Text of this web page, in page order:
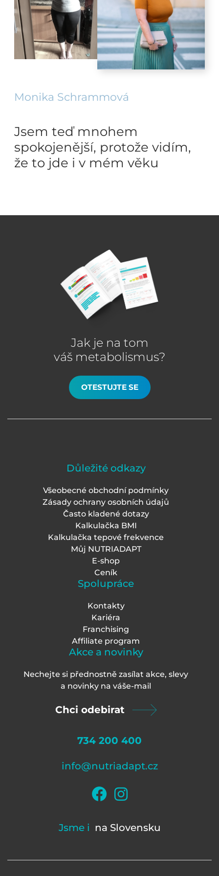
Monika Schrammová
Jsem teď mnohem
spokojenější, protože vidím,
že to jde i v mém věku
Jak je na tom
váš metabolismus?
OTESTUJTE SE
Důležité odkazy
Všeobecné obchodní podmínky
Zásady ochrany osobních údajů
Často kladené dotazy
Kalkulačka BMI
Kalkulačka tepové frekvence
Můj NUTRIADAPT
E-shop
Ceník
Spolupráce
Kontakty
Kariéra
Franchising
Affiliate program
Akce a novinky
Nechejte si přednostně zasílat akce, slevy
a novinky na váše-mail
Chci odebirat
734 200 400
info@nutriadapt.cz
Jsme i na Slovensku